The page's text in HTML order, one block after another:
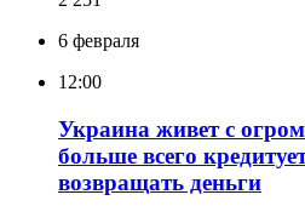
6 февраля
12:00
Украина живет с
больше всего
возвращать деньги